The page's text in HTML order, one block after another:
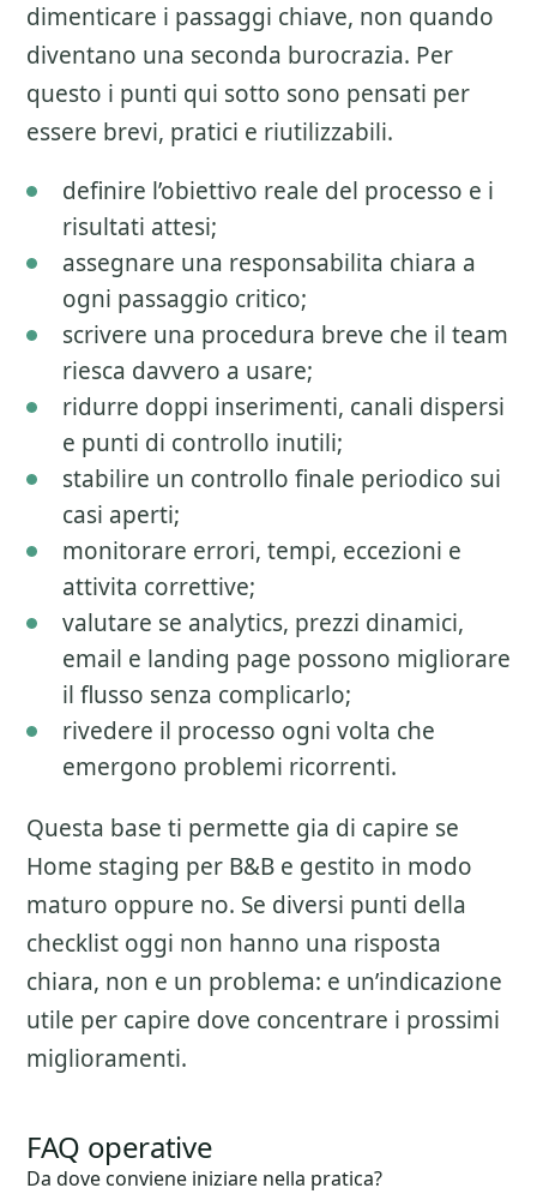
dimenticare i passaggi chiave, non quando
diventano una seconda burocrazia. Per
questo i punti qui sotto sono pensati per
essere brevi, pratici e riutilizzabili.
definire l’obiettivo reale del processo e i
risultati attesi;
assegnare una responsabilita chiara a
ogni passaggio critico;
scrivere una procedura breve che il team
riesca davvero a usare;
ridurre doppi inserimenti, canali dispersi
e punti di controllo inutili;
stabilire un controllo finale periodico sui
casi aperti;
monitorare errori, tempi, eccezioni e
attivita correttive;
valutare se analytics, prezzi dinamici,
email e landing page possono migliorare
il flusso senza complicarlo;
rivedere il processo ogni volta che
emergono problemi ricorrenti.
Questa base ti permette gia di capire se
Home staging per B&B e gestito in modo
maturo oppure no. Se diversi punti della
checklist oggi non hanno una risposta
chiara, non e un problema: e un’indicazione
utile per capire dove concentrare i prossimi
miglioramenti.
FAQ operative
Da dove conviene iniziare nella pratica?